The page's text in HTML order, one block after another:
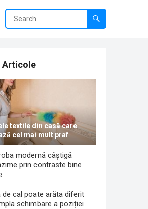
Articole
textile din casă care
cel mai mult praf
modernă câștigă
prin contraste bine
de cal poate arăta diferit
schimbare a poziției